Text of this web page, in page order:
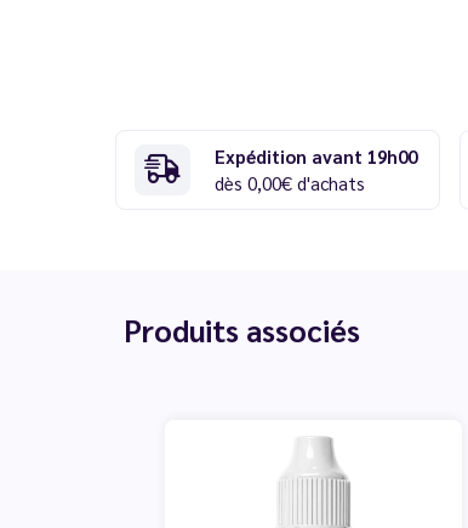
Expédition avant 19h00
dès 0,00€ d'achats
Produits associés